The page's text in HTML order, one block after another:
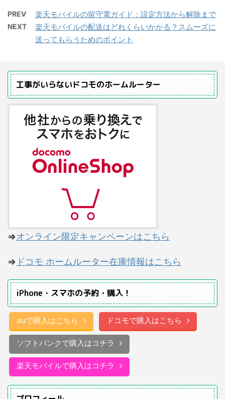
PREV 楽天モバイルの留守電ガイド：設定方法から解除まで
NEXT
楽天モバイルの配送はどれくらいかかる？スムーズに
送ってもらうためのポイント
工事がいらないドコモのホームルーター
⇒オンライン限定キャンペーンはこちら
⇒ ドコモ ホームルーター在庫情報はこちら
iPhone・スマホの予約・購入！
auで購入はこちら ドコモで購入はこちら
ソフトバンクで購入はコチラ
楽天モバイルで購入はコチラ